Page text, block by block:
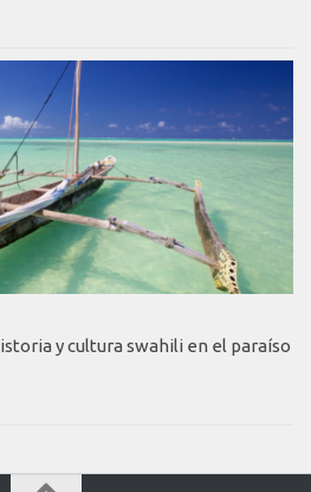
y cultura swahili en el paraíso